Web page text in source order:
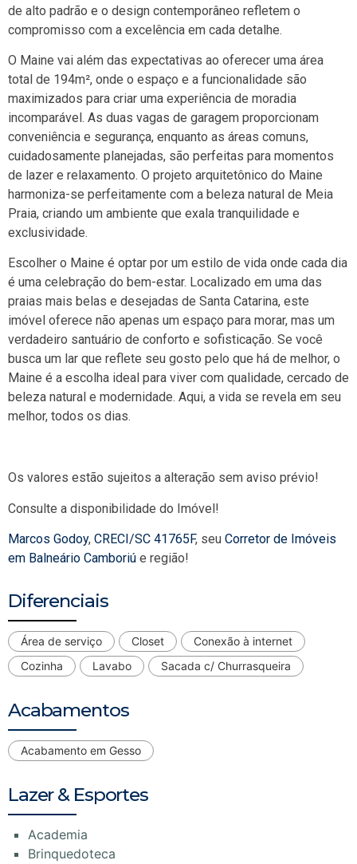
de alto padrão e o design contemporâneo refletem o
compromisso com a excelência em cada detalhe.
O Maine vai além das expectativas ao oferecer uma área
total de 194m², onde o espaço e a funcionalidade são
maximizados para criar uma experiência de moradia
incomparável. As duas vagas de garagem proporcionam
conveniência e segurança, enquanto as áreas comuns,
cuidadosamente planejadas, são perfeitas para momentos
de lazer e relaxamento. O projeto arquitetônico do Maine
harmoniza-se perfeitamente com a beleza natural de Meia
Praia, criando um ambiente que exala tranquilidade e
exclusividade.
Escolher o Maine é optar por um estilo de vida onde cada dia
é uma celebração do bem-estar. Localizado em uma das
praias mais belas e desejadas de Santa Catarina, este
imóvel oferece não apenas um espaço para morar, mas um
verdadeiro santuário de conforto e sofisticação. Se você
busca um lar que reflete seu gosto pelo que há de melhor, o
Maine é a escolha ideal para viver com qualidade, cercado de
beleza natural e modernidade. Aqui, a vida se revela em seu
melhor, todos os dias.
Os valores estão sujeitos a alteração sem aviso prévio!
Consulte a disponibilidade do Imóvel!
Marcos Godoy, CRECI/SC 41765F, seu Corretor de Imóveis
em Balneário Camboriú e região!
Diferenciais
Área de serviço Closet
Conexão à internet
Cozinha
Lavabo Sacada c/ Churrasqueira
Acabamentos
Acabamento em Gesso
Lazer & Esportes
Academia
Brinquedoteca